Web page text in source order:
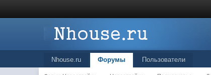
Nhouse.ru Форумы Пользователи